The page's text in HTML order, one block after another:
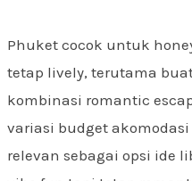
Phuket cocok untuk
tetap lively, terutama
kombinasi romantic
variasi budget
relevan sebagai opsi ide